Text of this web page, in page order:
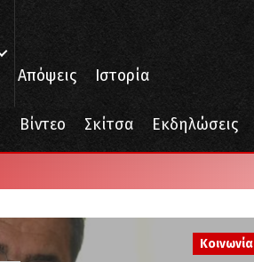
Απόψεις Ιστορία
Βίντεο Σκίτσα Εκδηλώσεις
Κοινωνία